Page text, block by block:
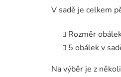
V sadě je celkem
Rozměr
5 obálek v
Na výběr je z